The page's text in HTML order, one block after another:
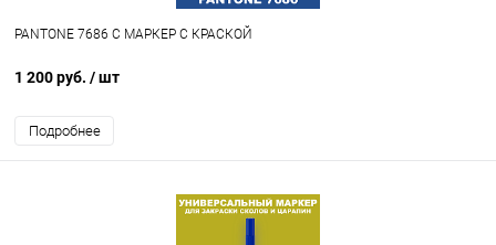
PANTONE 7686 C МАРКЕР С КРАСКОЙ
1 200 руб. / шт
Подробнее